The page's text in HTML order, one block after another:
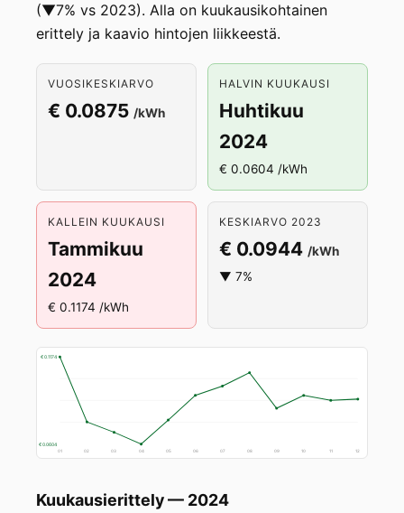
(▼7% vs 2023). Alla on kuukausikohtainen
erittely ja kaavio hintojen liikkeestä.
VUOSIKESKIARVO
€ 0.0875 /kWh
HALVIN KUUKAUSI
Huhtikuu
2024
€ 0.0604 /kWh
KALLEIN KUUKAUSI
Tammikuu
2024
€ 0.1174 /kWh
KESKIARVO 2023
€ 0.0944 /kWh
▼ 7%
€ 0.1174
€ 0.0604
01 02 03 04 05 06 07 08 09 10 11 12
Kuukausierittely — 2024